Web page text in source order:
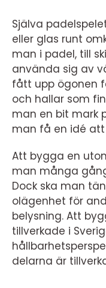
Själva
eller glas runt
man i padel, till
använda sig av
fått upp ögonen
och hallar som
man en bit mark
man få en idé
Att bygga en
man många
Dock ska man
olägenhet för
belysning. Att
tillverkade i
delarna är